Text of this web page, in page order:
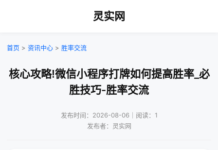
灵实网
首页 > 资讯中心 > 胜率交流
核心攻略!微信小程序打牌如何提高胜率_必
胜技巧-胜率交流
发布时间：2026-08-06｜阅读：1
发布者：灵实网